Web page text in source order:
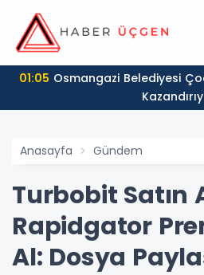
01:05
Anasayfa Gündem
Turbobit Satın
Rapidgator
Al: Dosya